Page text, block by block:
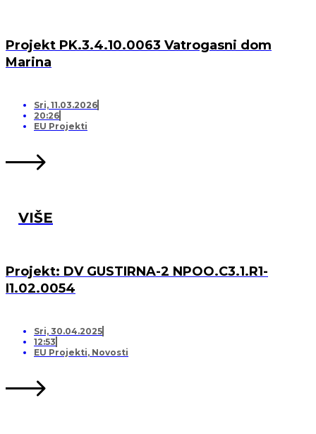
Projekt PK.3.4.10.0063 Vatrogasni dom
Marina
Sri, 11.03.2026
20:26
EU Projekti
VIŠE
Projekt: DV GUSTIRNA-2 NPOO.C3.1.R1-
I1.02.0054
Sri, 30.04.2025
12:53
EU Projekti, Novosti